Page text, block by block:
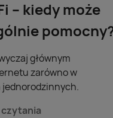
– kiedy może
głównym
zarówno w
jednorodzinnych.